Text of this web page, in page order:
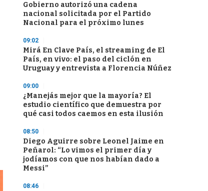
Gobierno autorizó una cadena
nacional solicitada por el Partido
Nacional para el próximo lunes
09:02
Mirá En Clave País, el streaming de El
País, en vivo: el paso del ciclón en
Uruguay y entrevista a Florencia Núñez
09:00
¿Manejás mejor que la mayoría? El
estudio científico que demuestra por
qué casi todos caemos en esta ilusión
08:50
Diego Aguirre sobre Leonel Jaime en
Peñarol: “Lo vimos el primer día y
jodíamos con que nos habían dado a
Messi”
08:46